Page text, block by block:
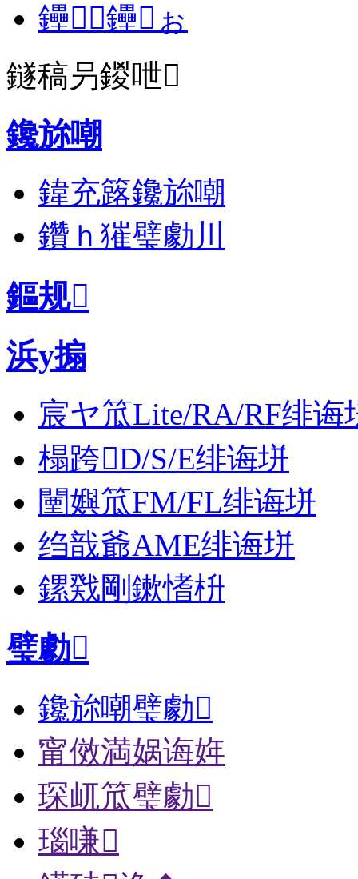
鑸┖鑸ぉ
鐩稿叧鍐呭
鑱旀嘲
鍏充簬鑱旀嘲
鑽ｈ獕璧勮川
鏂规
浜у搧
宸ヤ笟Lite/RA/RF绯诲
榻跨D/S/E绯诲垪
闉嬩笟FM/FL绯诲垪
绉戠爺AME绯诲垪
鏍戣剛鏉愭枡
璧勮
鑱旀嘲璧勮
甯傚満娲诲姩
琛屼笟璧勮
瑙嗛